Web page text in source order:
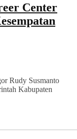
Center
Rudy Susmanto
Kabupaten